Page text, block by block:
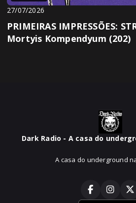
27/07/2026
PRIMEIRAS IMPRESSÕES:
Mortyis Kompendyum (202)
Dark Radio - A casa do
A casa do underground